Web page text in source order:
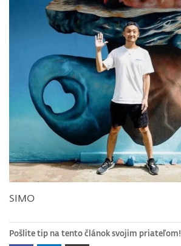
SIMO
Pošlite tip na tento článok svojim priateľom!